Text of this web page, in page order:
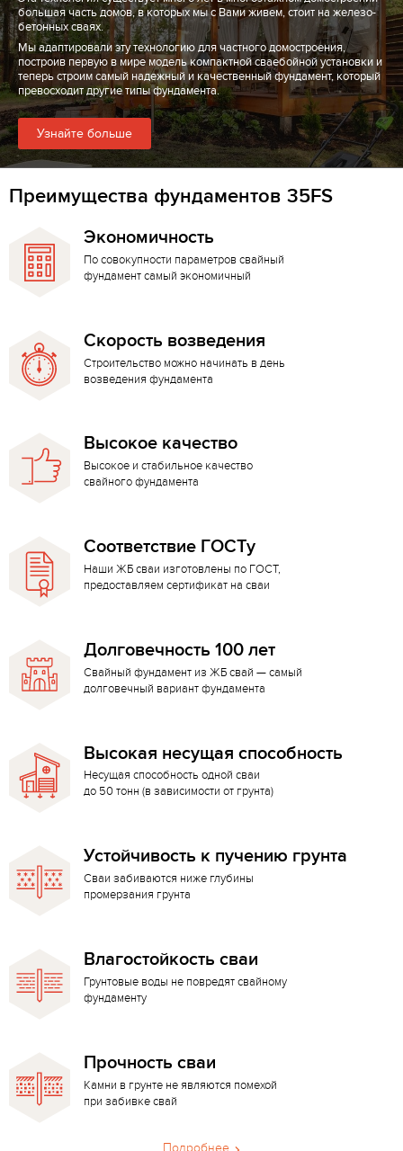
большая часть домов, в которых мы с Вами живем, стоит на железо-
бетонных сваях.
Мы адаптировали эту технологию для частного домостроения,
построив первую в мире модель компактной сваебойной установки и
теперь строим самый надежный и качественный фундамент, который
превосходит другие типы фундамента.
Узнайте больше
Преимущества фундаментов 35FS
Экономичность
По совокупности параметров свайный
фундамент самый экономичный
Скорость возведения
Строительство можно начинать в день
возведения фундамента
Высокое качество
Высокое и стабильное качество
свайного фундамента
Соответствие ГОСТу
Наши ЖБ сваи изготовлены по ГОСТ,
предоставляем сертификат на сваи
Долговечность 100 лет
Свайный фундамент из ЖБ свай — самый
долговечный вариант фундамента
Высокая несущая способность
Несущая способность одной сваи
до 50 тонн (в зависимости от грунта)
Устойчивость к пучению грунта
Сваи забиваются ниже глубины
промерзания грунта
Влагостойкость сваи
Грунтовые воды не повредят свайному
фундаменту
Прочность сваи
Камни в грунте не являются помехой
при забивке свай
Подробнее